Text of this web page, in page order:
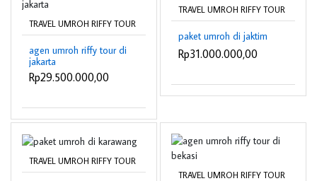
TRAVEL UMROH RIFFY TOUR
agen umroh riffy tour di
jakarta
Rp29.500.000,00
TRAVEL UMROH RIFFY TOUR
paket umroh di jaktim
Rp31.000.000,00
TRAVEL UMROH RIFFY TOUR
TRAVEL UMROH RIFFY TOUR